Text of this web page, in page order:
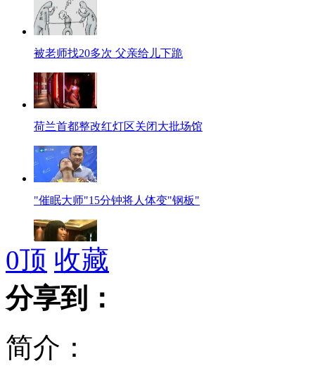
被老师找20多次 父亲给儿下跪
荷兰首都整改红灯区关闭大批场馆
"催眠大师"15分钟将人体变"钢板"
女富豪征婚 要求不反感打麻将
新型合成毒品蔓延快 吸毒者呈现低龄化
0顶 收藏
分享到：
简介：